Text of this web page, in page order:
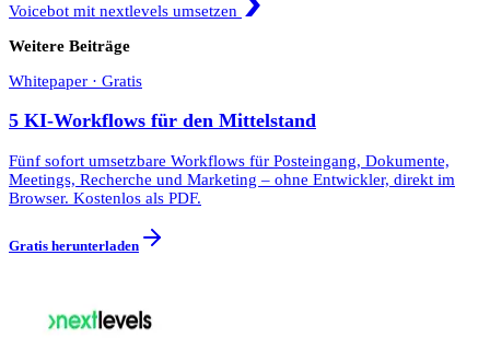
Voicebot mit nextlevels umsetzen
Weitere Beiträge
Whitepaper · Gratis
5 KI-Workflows für den Mittelstand
Fünf sofort umsetzbare Workflows für Posteingang, Dokumente,
Meetings, Recherche und Marketing – ohne Entwickler, direkt im
Browser. Kostenlos als PDF.
Gratis herunterladen